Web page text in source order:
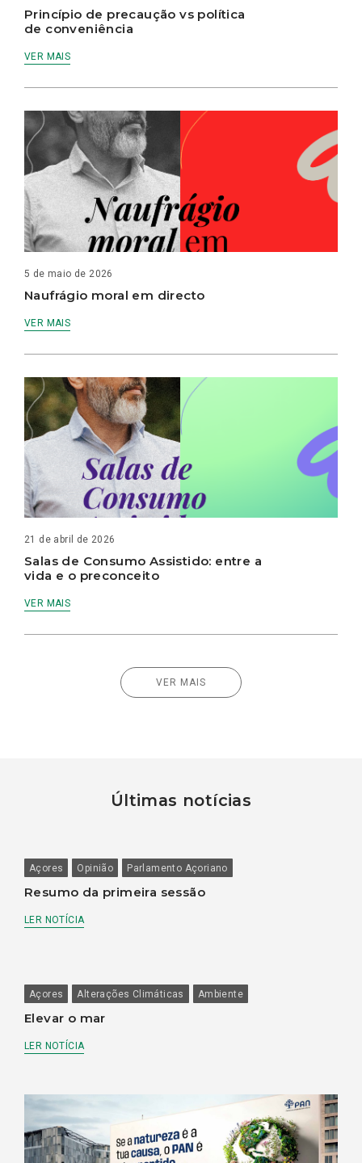
Princípio de precaução vs política
de conveniência
VER MAIS
5 de maio de 2026
Naufrágio moral em directo
VER MAIS
21 de abril de 2026
Salas de Consumo Assistido: entre a
vida e o preconceito
VER MAIS
VER MAIS
Últimas notícias
Açores Opinião Parlamento Açoriano
Resumo da primeira sessão
LER NOTÍCIA
Açores Alterações Climáticas Ambiente
Elevar o mar
LER NOTÍCIA